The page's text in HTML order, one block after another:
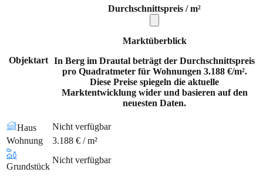
Objektart
Durchschnittspreis / m²
Marktüberblick
In Berg im Drautal beträgt der Durchschnittspreis
pro Quadratmeter für Wohnungen 3.188 €/m².
Diese Preise spiegeln die aktuelle
Marktentwicklung wider und basieren auf den
neuesten Daten.
Haus
Nicht verfügbar
Wohnung
3.188 € / m²
Grundstück
Nicht verfügbar